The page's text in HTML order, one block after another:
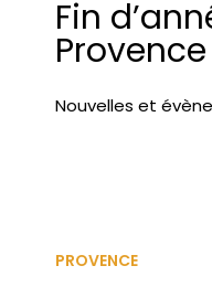
Fin
Nouvelles et
PROVENCE